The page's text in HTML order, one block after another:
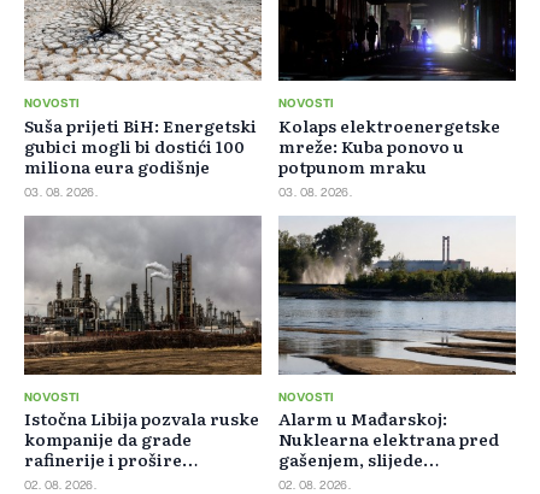
NOVOSTI
Suša prijeti BiH: Energetski
gubici mogli bi dostići 100
miliona eura godišnje
03. 08. 2026.
NOVOSTI
Kolaps elektroenergetske
mreže: Kuba ponovo u
potpunom mraku
03. 08. 2026.
NOVOSTI
Istočna Libija pozvala ruske
kompanije da grade
rafinerije i prošire
energetsku saradnju
02. 08. 2026.
NOVOSTI
Alarm u Mađarskoj:
Nuklearna elektrana pred
gašenjem, slijede
restrikcije struje i vode
02. 08. 2026.